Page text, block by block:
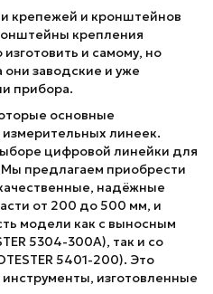
крепежей и кронштейнов
крепления
и самому, но
заводские и уже
прибора.
основные
линеек.
цифровой линейки для
Мы предлагаем приобрести
качественные, надёжные
от 200 до 500 мм, и
модели как с выносным
5304-300A), так и со
5401-200). Это
изготовленные